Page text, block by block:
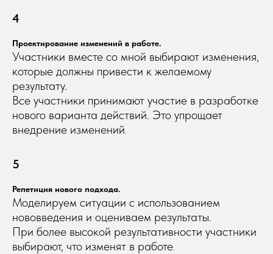
4
Проектирование изменений в работе.
Участники вместе со мной выбирают изменения,
которые должны привести к желаемому
результату.
Все участники принимают участие в разработке
нового варианта действий. Это упрощает
внедрение изменений
5
Репетиция нового подхода.
Моделируем ситуации с использованием
нововведения и оцениваем результаты.
При более высокой результативности участники
выбирают, что изменят в работе